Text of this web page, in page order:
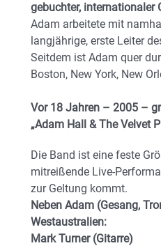
gebuchter, internationaler
Adam arbeitete mit
langjährige, erste Leiter
Seitdem ist Adam quer
Boston, New York, New
Vor 18 Jahren – 2005 –
„Adam Hall & The Velvet
Die Band ist eine feste
mitreißende Live-
zur Geltung kommt.
Neben Adam (Gesang,
Westaustralien:
Mark Turner (Gitarre)